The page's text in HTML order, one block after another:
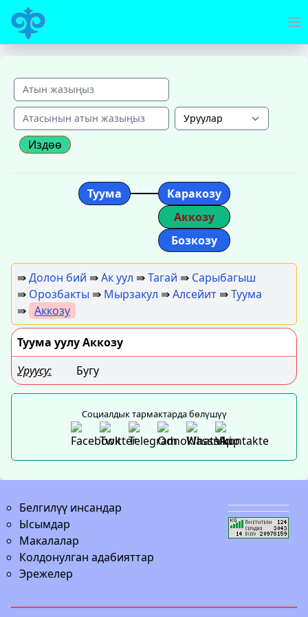
Издөө
Туума
Каракозу
Аккозу
Бозкозу
⇛Долон бий ⇛Ак уул ⇛Тагай ⇛ Сарыбагыш
⇛ Орозбакты ⇛ Мырзакул ⇛Алсейит ⇛Туума
⇛ Аккозу
Туума уулу Аккозу
Уруусу:
Бугу
Социалдык тармактарда бөлүшүү
Белгилүү инсандар
Ысымдар
Макалалар
Колдонулган адабияттар
Эрежелер